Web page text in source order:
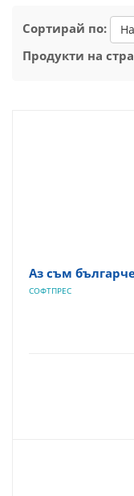
Сортирай по:
Продукти на
Аз съм
СОФТПРЕС